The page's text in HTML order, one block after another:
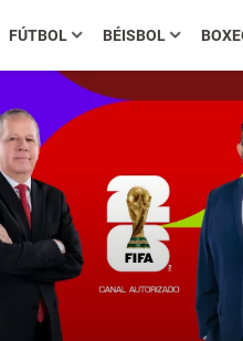
FÚTBOL BÉISBOL